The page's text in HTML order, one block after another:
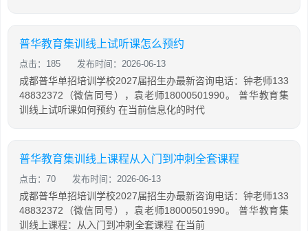
普华教育集训线上试听课怎么预约
点击：185 发布时间：2026-06-13
成都普华单招培训学校2027届招生办最新咨询电话：钟老师133
48832372（微信同号），袁老师18000501990。 普华教育集
训线上试听课如何预约 在当前信息化的时代
普华教育集训线上课程从入门到冲刺全套课程
点击：70 发布时间：2026-06-13
成都普华单招培训学校2027届招生办最新咨询电话：钟老师133
48832372（微信同号），袁老师18000501990。 普华教育集
训线上课程：从入门到冲刺全套课程 在当前